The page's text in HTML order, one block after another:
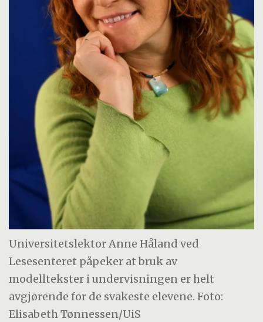
Universitetslektor Anne Håland ved
Lesesenteret påpeker at bruk av
modelltekster i undervisningen er helt
avgjørende for de svakeste elevene. Foto:
Elisabeth Tønnessen/UiS